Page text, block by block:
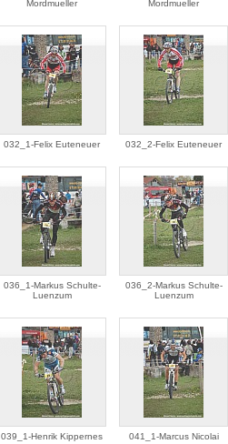
Mordmueller
Mordmueller
032_1-Felix Euteneuer 032_2-Felix Euteneuer
036_1-Markus Schulte-
Luenzum
036_2-Markus Schulte-
Luenzum
039_1-Henrik Kippernes 041_1-Marcus Nicolai